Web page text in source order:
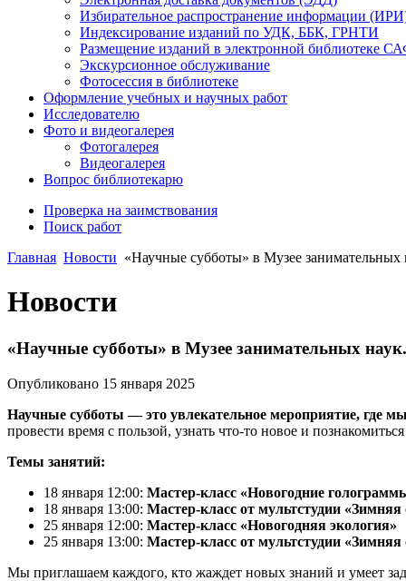
Избирательное распространение информации
Индексирование изданий по УДК, ББК, ГРНТИ
Размещение изданий в электронной библиотеке
Экскурсионное обслуживание
Фотосессия в библиотеке
Оформление учебных и научных работ
Исследователю
Фото и видеогалерея
Фотогалерея
Видеогалерея
Вопрос библиотекарю
Проверка на заимствования
Поиск работ
Главная Новости «Научные субботы» в Музее занимательных
Новости
«Научные субботы» в Музее занимательных
Опубликовано 15 января 2025
Научные субботы — это увлекательное мероприятие, где
провести время с пользой, узнать что-то новое и
Темы занятий:
18 января 12:00: Мастер-класс «Новогодние
18 января 13:00: Мастер-класс от мультстудии
25 января 12:00: Мастер-класс «Новогодняя экология»
25 января 13:00: Мастер-класс от мультстудии
Мы приглашаем каждого, кто жаждет новых знаний и умеет